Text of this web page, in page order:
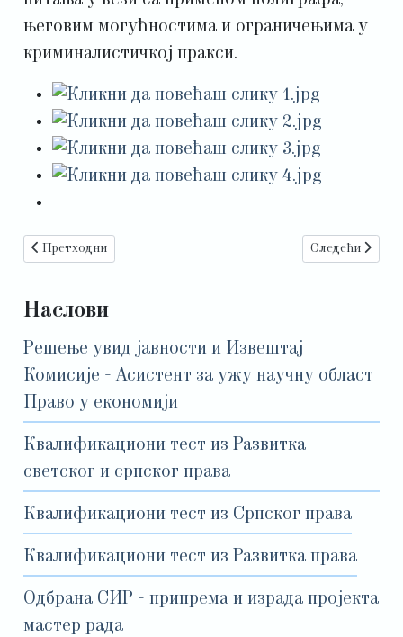
његовим могућностима и ограничењима у
криминалистичкој пракси.
Претходни чланак: Одржано 22. Мајско саветовање
Претходни Следећи
Следећи
Наслови
Решење увид јавности и Извештај
Комисије - Асистент за ужу научну област
Право у економији
Квалификациони тест из Развитка
светског и српског права
Квалификациони тест из Српског права
Квалификациони тест из Развитка права
Одбрана СИР - припрема и израда пројекта
мастер рада